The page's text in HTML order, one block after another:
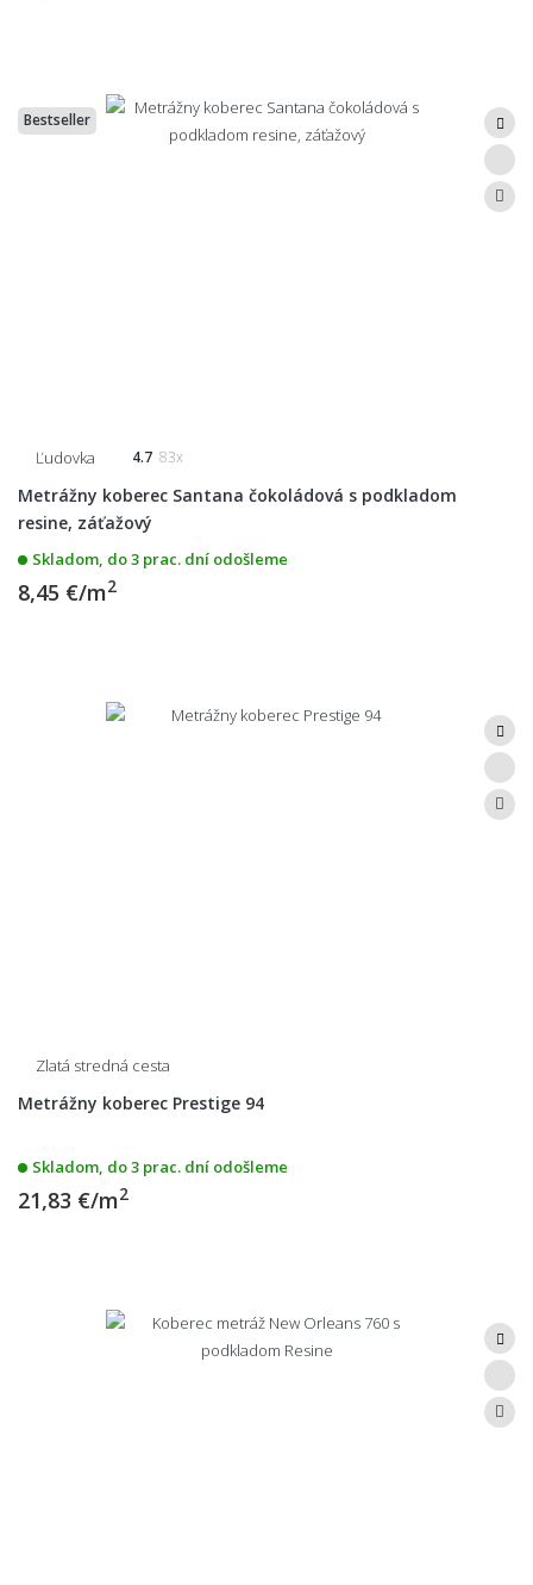
Bestseller
Ľudovka 4.7 83x
Metrážny koberec Santana čokoládová s podkladom
resine, záťažový
Skladom, do 3 prac. dní odošleme
8,45 €/m2
Zlatá stredná cesta
Metrážny koberec Prestige 94
Skladom, do 3 prac. dní odošleme
21,83 €/m2